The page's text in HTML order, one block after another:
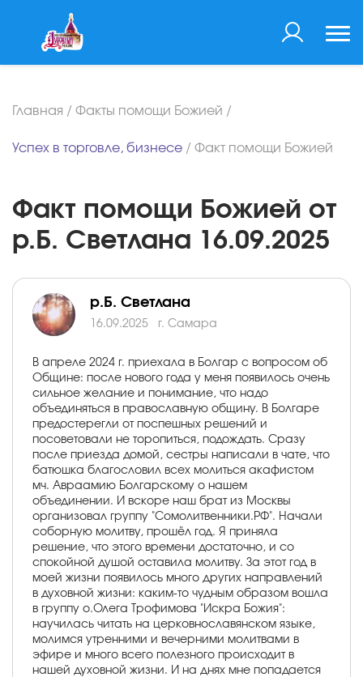
Главная / Факты помощи Божией /
Успех в торговле, бизнесе / Факт помощи Божией
Факт помощи Божией от
р.Б. Светлана 16.09.2025
р.Б. Светлана
16.09.2025 г. Самара
В апреле 2024 г. приехала в Болгар с вопросом об
Общине: после нового года у меня появилось очень
сильное желание и понимание, что надо
объединяться в православную общину. В Болгаре
предостерегли от поспешных решений и
посоветовали не торопиться, подождать. Сразу
после приезда домой, сестры написали в чате, что
батюшка благословил всех молиться акафистом
мч. Авраамию Болгарскому о нашем
объединении. И вскоре наш брат из Москвы
организовал группу "Сомолитвенники.РФ". Начали
соборную молитву, прошёл год. Я приняла
решение, что этого времени достаточно, и со
спокойной душой оставила молитву. За этот год в
моей жизни появилось много других направлений
в духовной жизни: каким-то чудным образом вошла
в группу о.Олега Трофимова "Искра Божия":
научилась читать на церковнославянском языке,
молимся утренними и вечерними молитвами в
эфире и много всего полезного происходит в
нашей духовной жизни. И на днях мне попадается